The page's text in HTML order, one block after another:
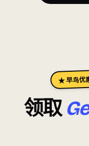
★ 早鸟优
领取